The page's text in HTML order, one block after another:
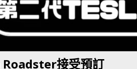
接受預訂